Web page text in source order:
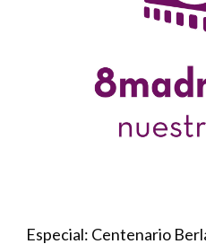
Especial: Centenario